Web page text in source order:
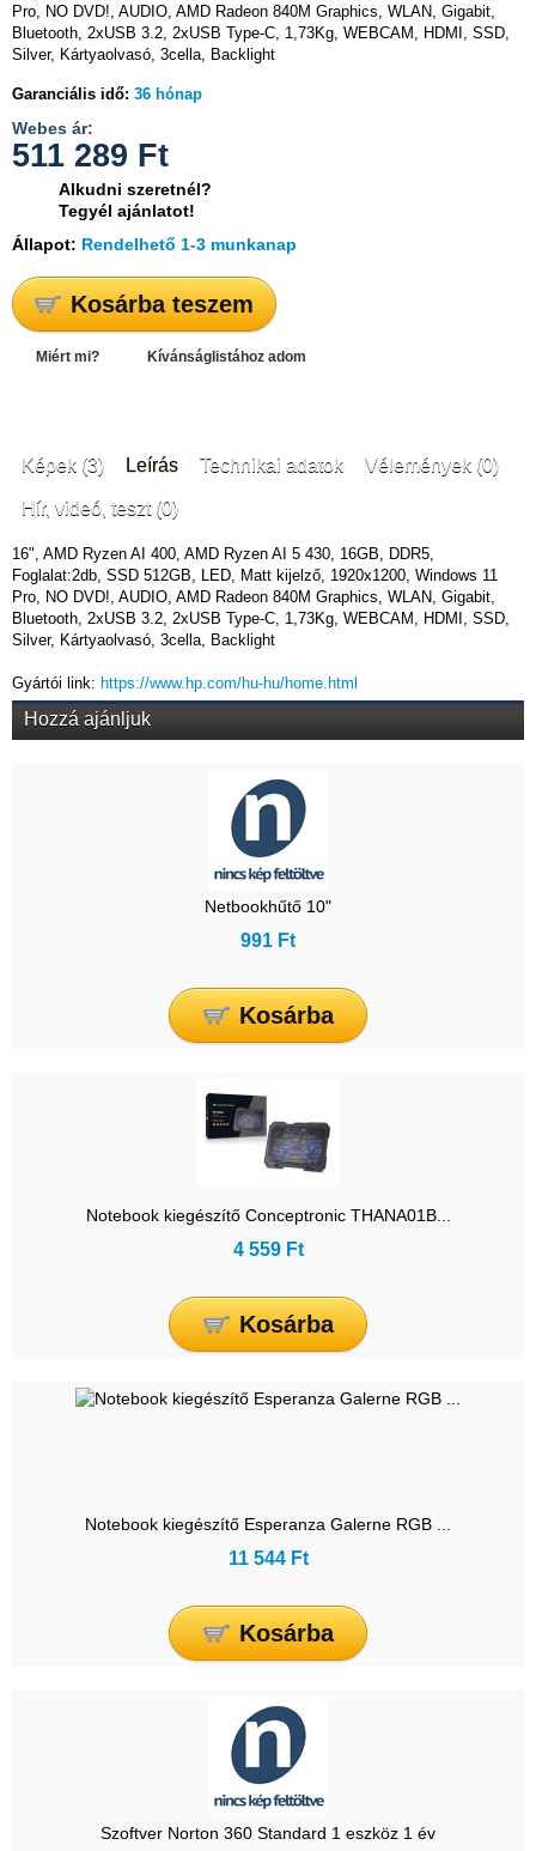
Pro, NO DVD!, AUDIO, AMD Radeon 840M Graphics, WLAN, Gigabit,
Bluetooth, 2xUSB 3.2, 2xUSB Type-C, 1,73Kg, WEBCAM, HDMI, SSD,
Silver, Kártyaolvasó, 3cella, Backlight
Garanciális idő: 36 hónap
Webes ár:
511 289 Ft
Alkudni szeretnél?
Tegyél ajánlatot!
Állapot: Rendelhető 1-3 munkanap
Kosárba teszem
Miért mi? Kívánságlistához adom
Képek (3) Leírás Technikai adatok Vélemények (0)
Hír, videó, teszt (0)
16", AMD Ryzen AI 400, AMD Ryzen AI 5 430, 16GB, DDR5,
Foglalat:2db, SSD 512GB, LED, Matt kijelző, 1920x1200, Windows 11
Pro, NO DVD!, AUDIO, AMD Radeon 840M Graphics, WLAN, Gigabit,
Bluetooth, 2xUSB 3.2, 2xUSB Type-C, 1,73Kg, WEBCAM, HDMI, SSD,
Silver, Kártyaolvasó, 3cella, Backlight
Gyártói link: https://www.hp.com/hu-hu/home.html
Hozzá ajánljuk
Netbookhűtő 10"
991 Ft
Kosárba
Notebook kiegészítő Conceptronic THANA01B...
4 559 Ft
Kosárba
Notebook kiegészítő Esperanza Galerne RGB ...
11 544 Ft
Kosárba
Szoftver Norton 360 Standard 1 eszköz 1 év